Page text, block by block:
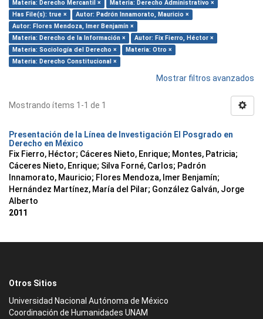
Materia: Derecho Mercantil ×
Materia: Derecho Administrativo ×
Has File(s): true ×
Autor: Padrón Innamorato, Mauricio ×
Autor: Flores Mendoza, Imer Benjamín ×
Materia: Derecho de la Información ×
Autor: Fix Fierro, Héctor ×
Materia: Sociología del Derecho ×
Materia: Otro ×
Materia: Derecho Constitucional ×
Mostrar filtros avanzados
Mostrando ítems 1-1 de 1
Presentación de la Línea de Investigación El Posgrado en
Derecho en México
Fix Fierro, Héctor; Cáceres Nieto, Enrique; Montes, Patricia;
Cáceres Nieto, Enrique; Silva Forné, Carlos; Padrón
Innamorato, Mauricio; Flores Mendoza, Imer Benjamín;
Hernández Martínez, María del Pilar; González Galván, Jorge
Alberto
2011
Otros Sitios
Universidad Nacional Autónoma de México
Coordinación de Humanidades UNAM